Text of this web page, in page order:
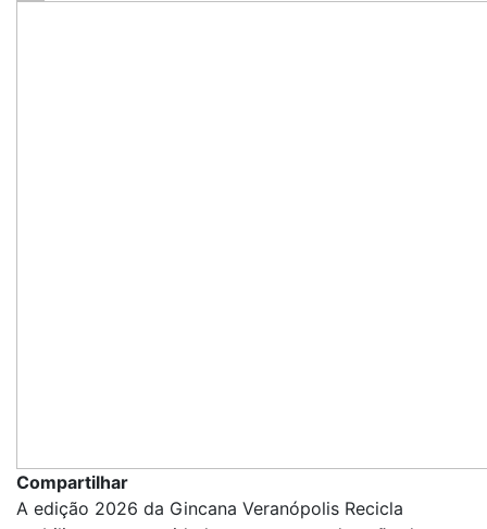
Compartilhar
A edição 2026 da Gincana Veranópolis Recicla